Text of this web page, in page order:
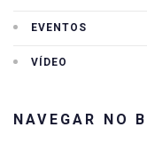
EVENTOS
VÍDEO
NAVEGAR NO